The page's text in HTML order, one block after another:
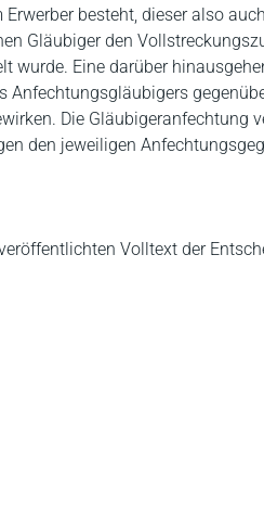
besteht, dieser also
Gläubiger den
wurde. Eine darüber
Die Gläubigeranfechtung
den jeweiligen
Volltext der